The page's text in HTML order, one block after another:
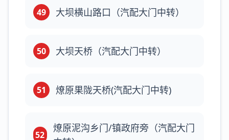
49 大坝横山路口（汽配大门中转）
50 大坝天桥（汽配大门中转）
51 燎原果陇天桥(汽配大门中转)
52
燎原泥沟乡门/镇政府旁（汽配大门